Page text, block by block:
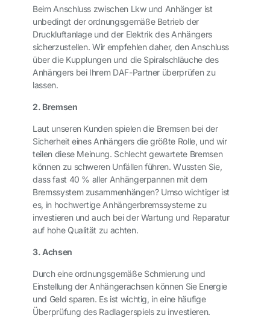
Beim Anschluss zwischen Lkw und Anhänger ist
unbedingt der ordnungsgemäße Betrieb der
Druckluftanlage und der Elektrik des Anhängers
sicherzustellen. Wir empfehlen daher, den Anschluss
über die Kupplungen und die Spiralschläuche des
Anhängers bei Ihrem DAF-Partner überprüfen zu
lassen.
2. Bremsen
Laut unseren Kunden spielen die Bremsen bei der
Sicherheit eines Anhängers die größte Rolle, und wir
teilen diese Meinung. Schlecht gewartete Bremsen
können zu schweren Unfällen führen. Wussten Sie,
dass fast 40 % aller Anhängerpannen mit dem
Bremssystem zusammenhängen? Umso wichtiger ist
es, in hochwertige Anhängerbremssysteme zu
investieren und auch bei der Wartung und Reparatur
auf hohe Qualität zu achten.
3. Achsen
Durch eine ordnungsgemäße Schmierung und
Einstellung der Anhängerachsen können Sie Energie
und Geld sparen. Es ist wichtig, in eine häufige
Überprüfung des Radlagerspiels zu investieren.